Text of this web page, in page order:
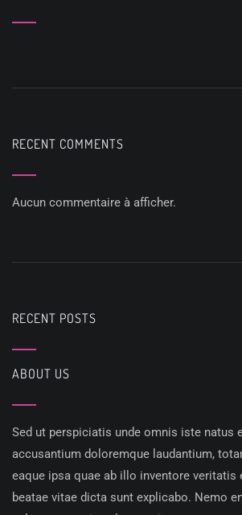
RECENT COMMENTS
Aucun commentaire à afficher.
RECENT POSTS
ABOUT US
Sed ut perspiciatis unde omnis iste natus
accusantium doloremque laudantium,
eaque ipsa quae ab illo inventore veritatis
beatae vitae dicta sunt explicabo. Nemo